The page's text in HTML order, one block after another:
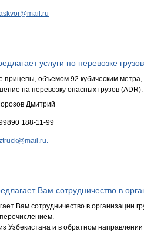
услуги по перевозке грузов
прицепы, объемом 92 кубическим
на перевозку опасных грузов (ADR).
Дмитрий
188-11-99
Вам сотрудничество в
Вам сотрудничество в организации
Узбекистана и в обратном